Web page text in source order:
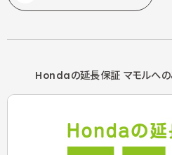
Hondaの延長保証 マモルへの